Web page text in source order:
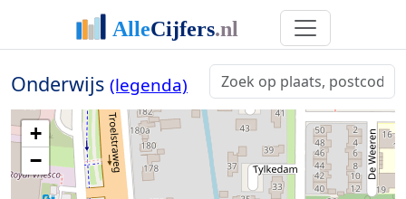
Onderwijs (legenda)
+
−